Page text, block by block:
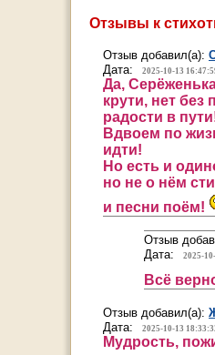
Отзывы к
Отзыв добавил(а):
Дата:
2025-10-13
Да,
крути, нет без
радости в
Вдвоем по
идти!
Но есть и
но не о нём
и песни поём!
Отзыв
Дата:
2025-
Всё
Отзыв добавил(а):
Дата:
2025-10-13
Мудрость,